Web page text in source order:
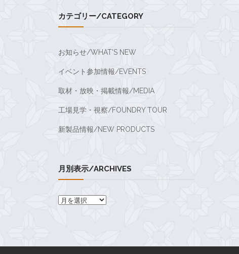
カテゴリー/CATEGORY
お知らせ/WHAT'S NEW
イベント参加情報/EVENTS
取材・放映・掲載情報/MEDIA
工場見学・視察/FOUNDRY TOUR
新製品情報/NEW PRODUCTS
月別表示/ARCHIVES
月